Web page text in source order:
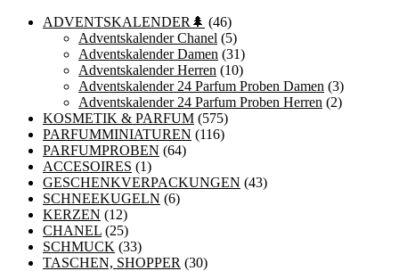
ADVENTSKALENDER🌲 (46)
Adventskalender Chanel (5)
Adventskalender Damen (31)
Adventskalender Herren (10)
Adventskalender 24 Parfum Proben Damen (3)
Adventskalender 24 Parfum Proben Herren (2)
KOSMETIK & PARFUM (575)
PARFUMMINIATUREN (116)
PARFUMPROBEN (64)
ACCESOIRES (1)
GESCHENKVERPACKUNGEN (43)
SCHNEEKUGELN (6)
KERZEN (12)
CHANEL (25)
SCHMUCK (33)
TASCHEN, SHOPPER (30)